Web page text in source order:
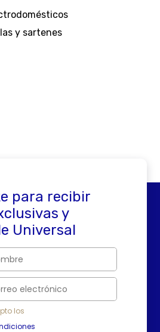
y sartenes
para recibir
y
Universal
los